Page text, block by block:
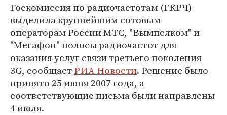
Госкомиссия по радиочастотам (ГКРЧ)
выделила крупнейшим сотовым
операторам России МТС, "Вымпелком" и
"Мегафон" полосы радиочастот для
оказания услуг связи третьего поколения
3G, сообщаетРИА Новости. Решение было
принято 25 июня 2007 года, а
соответствующие письма были направлены
4 июля.